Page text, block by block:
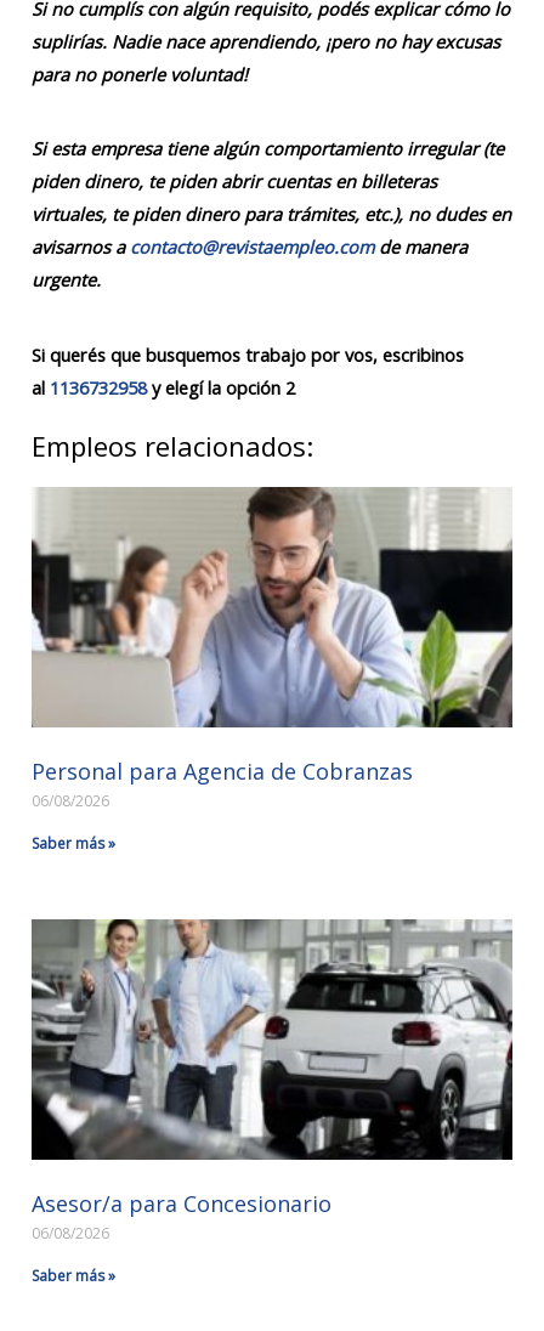
Si no cumplís con algún requisito, podés explicar cómo lo
suplirías. Nadie nace aprendiendo, ¡pero no hay excusas
para no ponerle voluntad!
Si esta empresa tiene algún comportamiento irregular (te
piden dinero, te piden abrir cuentas en billeteras
virtuales, te piden dinero para trámites, etc.), no dudes en
avisarnos a contacto@revistaempleo.comde manera
urgente.
Si querés que busquemos trabajo por vos, escribinos
al 1136732958y elegí la opción 2
Empleos relacionados:
Personal para Agencia de Cobranzas
06/08/2026
Saber más »
Asesor/a para Concesionario
06/08/2026
Saber más »